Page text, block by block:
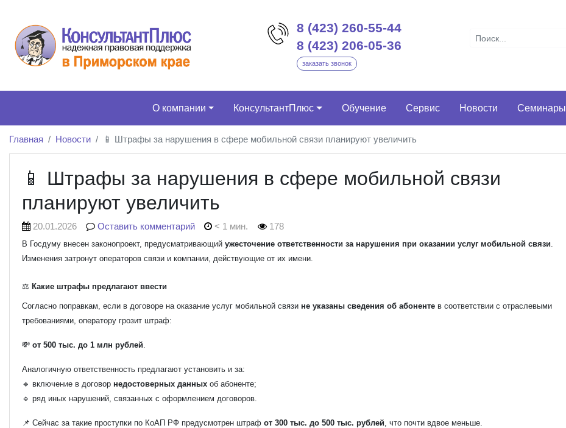
8 (423) 260-55-44
8 (423) 206-05-36
заказать звонок
О компании КонсультантПлюс Обучение Сервис Новости Семинары
Главная Новости 📱 Штрафы за нарушения в сфере мобильной связи планируют увеличить
📱 Штрафы за нарушения в сфере мобильной связи
планируют увеличить
20.01.2026 Оставить комментарий < 1 мин. 178
В Госдуму внесен законопроект, предусматривающий ужесточение ответственности за нарушения при оказании услуг мобильной связи
Изменения затронут операторов связи и компании, действующие от их имени.
⚖️ Какие штрафы предлагают ввести
Согласно поправкам, если в договоре на оказание услуг мобильной связи не указаны сведения об абоненте в соответствии с отраслевыми
требованиями, оператору грозит штраф:
💸 от 500 тыс. до 1 млн рублей
Аналогичную ответственность предлагают установить и за:
🔹 включение в договор недостоверных данных об абоненте;
🔹 ряд иных нарушений, связанных с оформлением договоров.
📌 Сейчас за такие проступки по КоАП РФ предусмотрен штраф от 300 тыс. до 500 тыс. рублей , что почти вдвое меньше.